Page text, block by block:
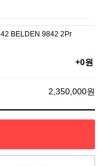
BELDEN 9842 2Pr
+0원
2,350,000원